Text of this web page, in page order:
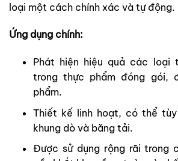
loại một cách chính xác và tự động.
Ứng dụng chính:
Phát hiện hiệu quả các loại
trong thực phẩm đóng gói,
phẩm.
Thiết kế linh hoạt, có thể
khung dò và băng tải.
Được sử dụng rộng rãi trong